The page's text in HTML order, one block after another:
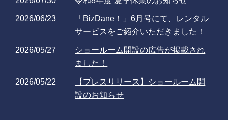
2026/06/23
「BizDane！」6月号にて、レンタル
サービスをご紹介いただきました！
2026/05/27
ショールーム開設の広告が掲載され
ました！
2026/05/22
【プレスリリース】ショールーム開
設のお知らせ